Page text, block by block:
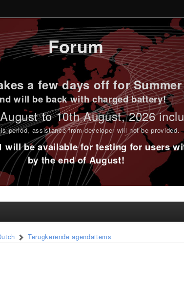
Forum
a few days off for
will be back with charged battery!
August to 10th August, 2026
period, assistance from developer will not be provided.
will be available for testing for users
by the end of August!
Terugkerende agendaitems